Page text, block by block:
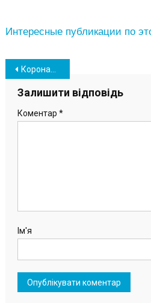
Интересные публикации по
Навігація
записів
Коронавирус в Южном: данные по заболеваемости на 1 декабря
Залишити відповідь
Коментар *
Ім'я